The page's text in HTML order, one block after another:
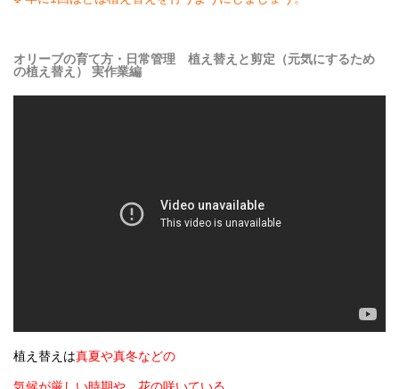
オリーブの育て方・日常管理 植え替えと剪定（元気にするため
の植え替え） 実作業編
植え替えは真夏や真冬などの